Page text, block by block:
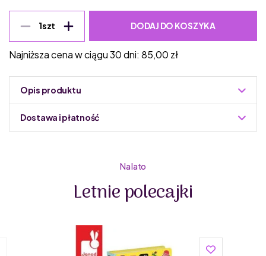
1szt DODAJ DO KOSZYKA
Najniższa cena w ciągu 30 dni: 85,00 zł
Opis produktu
Janod od 1970 roku niezmiennie projektuje zabawki, które
Dostawa i płatność
Na lato
Letnie polecajki